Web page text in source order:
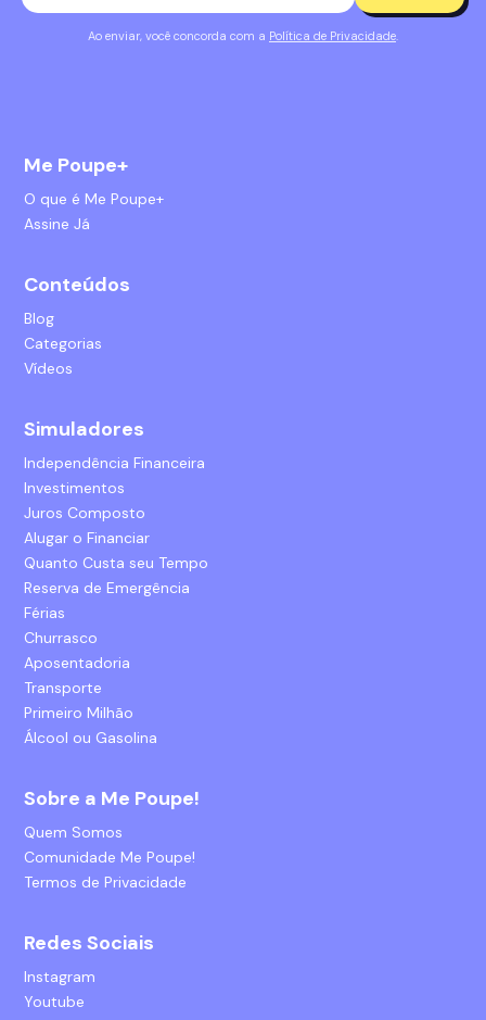
Ao enviar, você concorda com a Política de Privacidade.
Me Poupe+
O que é Me Poupe+
Assine Já
Conteúdos
Blog
Categorias
Vídeos
Simuladores
Independência Financeira
Investimentos
Juros Composto
Alugar o Financiar
Quanto Custa seu Tempo
Reserva de Emergência
Férias
Churrasco
Aposentadoria
Transporte
Primeiro Milhão
Álcool ou Gasolina
Sobre a Me Poupe!
Quem Somos
Comunidade Me Poupe!
Termos de Privacidade
Redes Sociais
Instagram
Youtube